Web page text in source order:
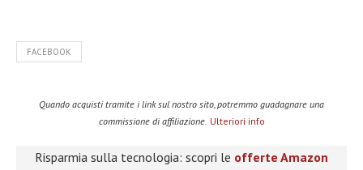
FACEBOOK
Quando acquisti tramite i link sul nostro sito, potremmo guadagnare una
commissione di affiliazione. Ulteriori info
Risparmia sulla tecnologia: scopri le offerte Amazon